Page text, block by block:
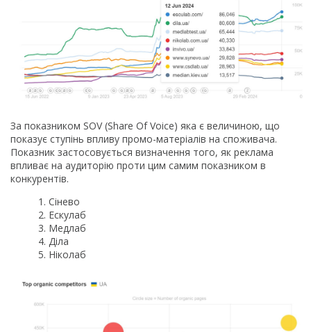
За показником SOV (Share Of Voice) яка є величиною, що
показує ступінь впливу промо-матеріалів на споживача.
Показник застосовується визначення того, як реклама
впливає на аудиторію проти цим самим показником в
конкурентів.
Сінево
Ескулаб
Медлаб
Діла
Ніколаб